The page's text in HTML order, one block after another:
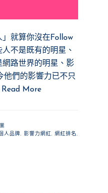
就算你沒在Follow
不是既有的明星、
路世界的明星、影
他們的影響力已不只
Read More
人品牌, 影響力網紅 , 網紅排名,